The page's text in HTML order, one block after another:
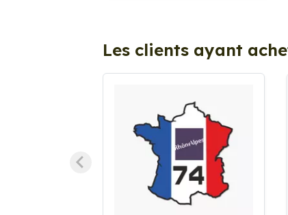
Les clients ayant